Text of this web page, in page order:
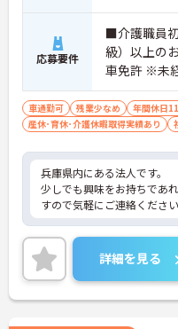
応募要件
■介護職員
級）以上の
車免許 ※未
車通勤可 残業少なめ 年間休日
産休･育休･介護休暇取得実績あり
兵庫県内にある法人です。
少しでも興味をお持ちであ
すので気軽にご連絡ください
詳細を見る